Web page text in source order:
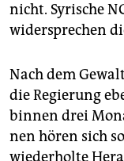
nicht. Syrische
widersprechen
Nach dem
die Regierung
binnen drei
nen hören sich
wiederholte